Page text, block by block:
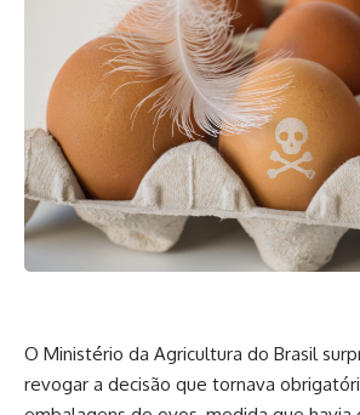
O Ministério da Agricultura do Brasil
revogar a decisão que tornava